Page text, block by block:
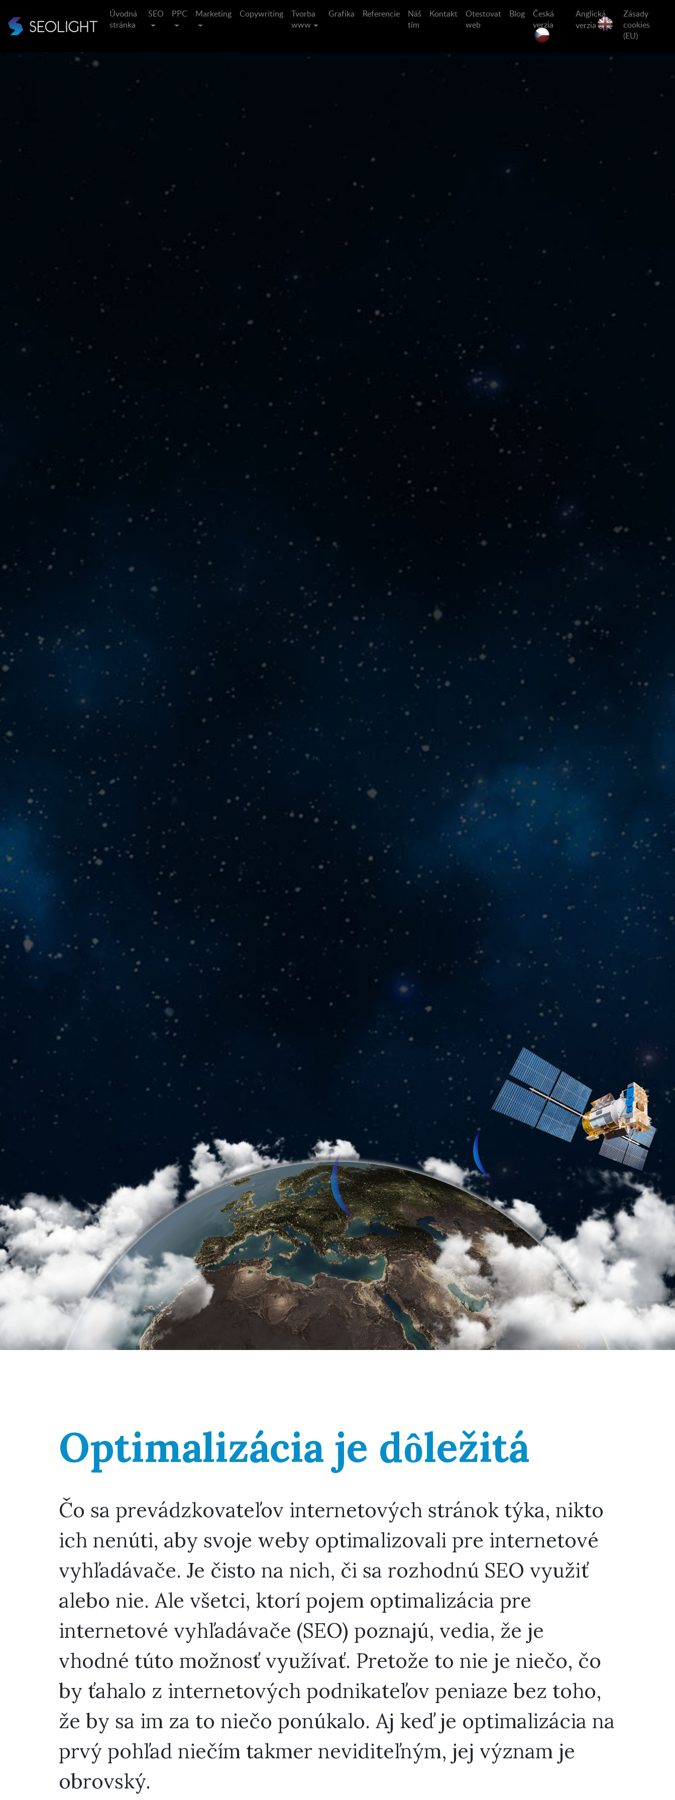
Úvodná
stránka
SEO PPC Marketing Copywriting
Tvorba
www
Grafika Referencie
Náš
tím
Kontakt
Otestovat
web
Blog
Česká
verzia
Anglická
verzia
Zásady
cookies
(EU)
Optimalizácia je dôležitá
Čo sa prevádzkovateľov internetových stránok týka, nikto
ich nenúti, aby svoje weby optimalizovali pre internetové
vyhľadávače. Je čisto na nich, či sa rozhodnú SEO využiť
alebo nie. Ale všetci, ktorí pojem optimalizácia pre
internetové vyhľadávače (SEO) poznajú, vedia, že je
vhodné túto možnosť využívať. Pretože to nie je niečo, čo
by ťahalo z internetových podnikateľov peniaze bez toho,
že by sa im za to niečo ponúkalo. Aj keď je optimalizácia na
prvý pohľad niečím takmer neviditeľným, jej význam je
obrovský.